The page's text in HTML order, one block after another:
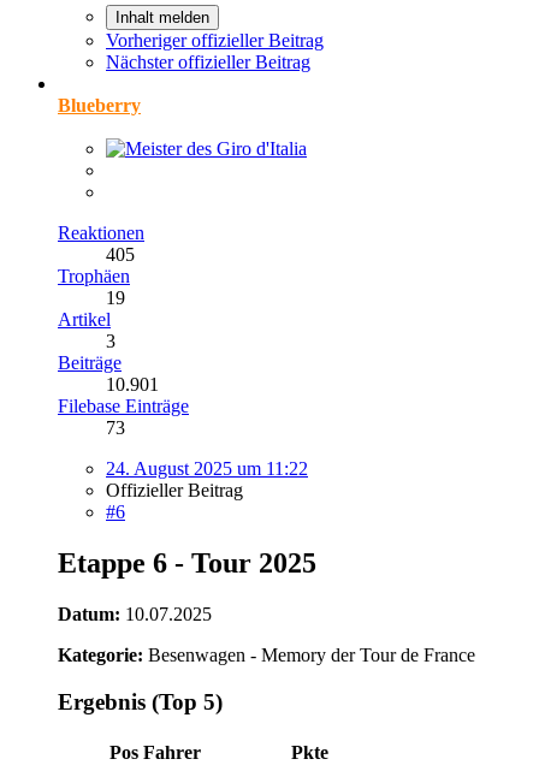
Inhalt melden
Vorheriger offizieller Beitrag
Nächster offizieller Beitrag
Blueberry
Reaktionen
405
Trophäen
19
Artikel
3
Beiträge
10.901
Filebase Einträge
73
24. August 2025 um 11:22
Offizieller Beitrag
#6
Etappe 6 - Tour 2025
Datum: 10.07.2025
Kategorie: Besenwagen - Memory der Tour de France
Ergebnis (Top 5)
Pos Fahrer Pkte